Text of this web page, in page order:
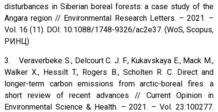
disturbances in Siberian boreal forests: a case study of the
Angara region // Environmental Research Letters. – 2021. –
Vol. 16 (11). DOI: 10.1088/1748-9326/ac2e37. (WoS, Scopus,
РИНЦ)
3. Veraverbeke S., Delcourt C. J. F., Kukavskaya E., Mack M.,
Walker X., Hessilt T., Rogers B., Scholten R. C. Direct and
longer-term carbon emissions from arctic-boreal fires: a
short review of recent advances // Current Opinion in
Environmental Science & Health. – 2021. – Vol. 23:100277.